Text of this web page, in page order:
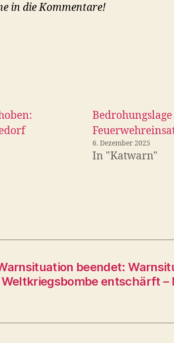
in die Kommentare!
6. Dezember 2025
In "Katwarn"
beendet:
Weltkriegsbombe entschärft –